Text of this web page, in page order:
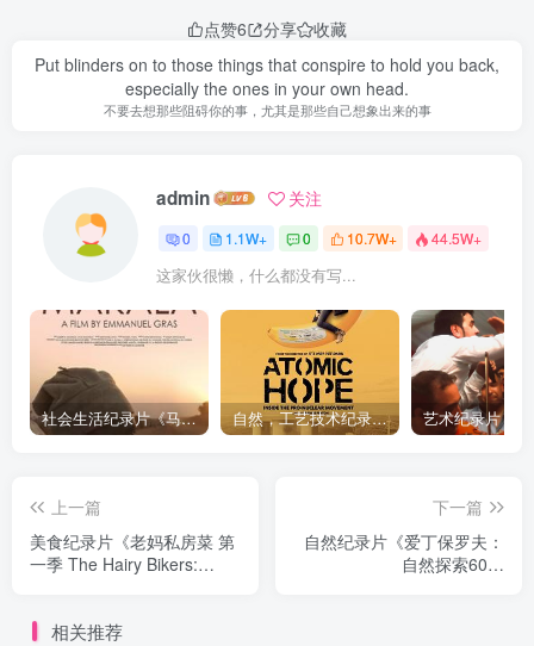
点赞6 分享
收藏
Put blinders on to those things that conspire to hold you back,
especially the ones in your own head.
不要去想那些阻碍你的事，尤其是那些自己想象出来的事
admin 关注
0 1.1W+ 0 10.7W+ 44.5W+
这家伙很懒，什么都没有写...
社会生活纪录片《马加拉 Makala》下载 自然，工艺技术纪录片《原子能的希望 Atomic Hope – Inside the Pro-Nuclear Movement》下载
上一篇
美食纪录片《老妈私房菜 第
一季 The Hairy Bikers:
下一篇
自然纪录片《爱丁保罗夫：
自然探索60年
相关推荐